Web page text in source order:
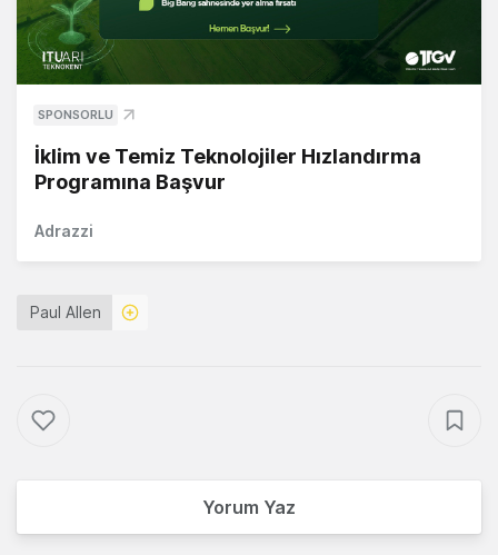
SPONSORLU
İklim ve Temiz Teknolojiler Hızlandırma
Programına Başvur
Adrazzi
Paul Allen
Yorum Yaz